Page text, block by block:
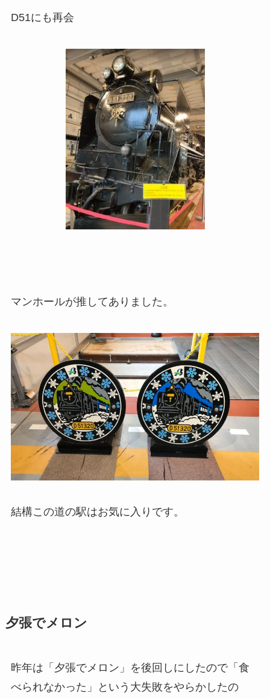
D51にも再会
マンホールが推してありました。
結構この道の駅はお気に入りです。
夕張でメロン
昨年は「夕張でメロン」を後回しにしたので「食
べられなかった」という大失敗をやらかしたの